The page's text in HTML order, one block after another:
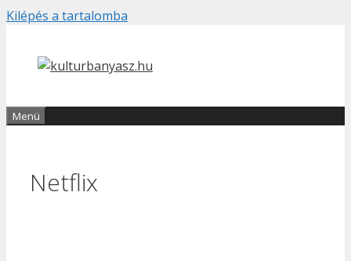
Kilépés a tartalomba
Menü
Netflix